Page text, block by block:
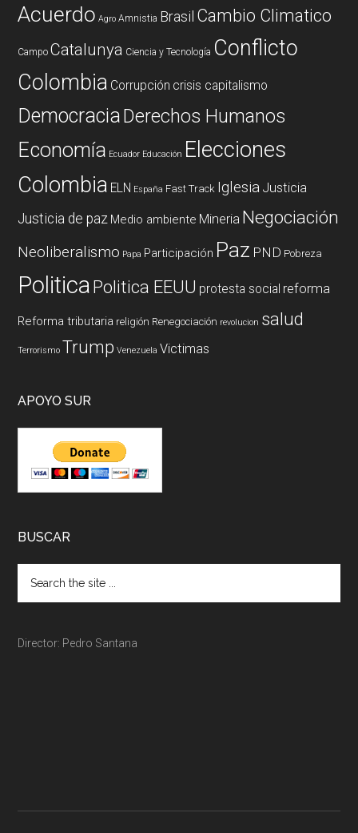
Acuerdo Agro Amnistia Brasil Cambio Climatico
Campo Catalunya Ciencia y Tecnología Conflicto
Colombia Corrupción crisis capitalismo
DemocraciaDerechos Humanos
Economía Ecuador Educación Elecciones
Colombia ELN España Fast Track Iglesia Justicia
Justicia de paz Medio ambiente Mineria Negociación
Neoliberalismo Papa Participación Paz PND Pobreza
PoliticaPolitica EEUU protesta social reforma
Reforma tributaria religión Renegociación revolucion salud
Terrorismo Trump Venezuela Victimas
APOYO SUR
BUSCAR
Director: Pedro Santana